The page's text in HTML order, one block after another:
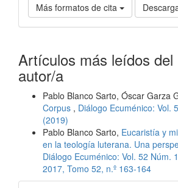
Más formatos de cita
Artículos más leídos del
autor/a
Pablo Blanco Sarto, Óscar Garza
Corpus , Diálogo Ecuménico: Vol.
(2019)
Pablo Blanco Sarto, Eucaristía y
en la teología luterana. Una
Diálogo Ecuménico: Vol. 52 Núm.
2017, Tomo 52, n.º 163-164